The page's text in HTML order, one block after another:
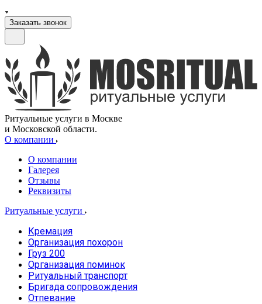
Заказать звонок
Ритуальные услуги в Москве
и Московской области.
О компании
О компании
Галерея
Отзывы
Реквизиты
Ритуальные услуги
Кремация
Организация похорон
Груз 200
Организация поминок
Ритуальный транспорт
Бригада сопровождения
Отпевание